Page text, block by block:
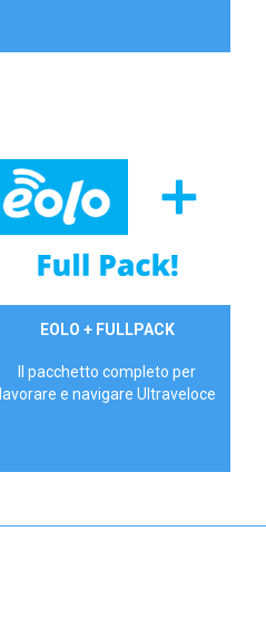
34,90 €/meseEOLO + FULLPACK
Il pacchetto completo per
lavorare e navigare Ultraveloce